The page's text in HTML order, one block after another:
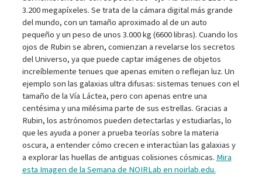
3.200 megapíxeles. Se trata de la cámara digital más grande
del mundo, con un tamaño aproximado al de un auto
pequeño y un peso de unos 3.000 kg (6600 libras). Cuando los
ojos de Rubin se abren, comienzan a revelarse los secretos
del Universo, ya que puede captar imágenes de objetos
increíblemente tenues que apenas emiten o reflejan luz. Un
ejemplo son las galaxias ultra difusas: sistemas tenues con el
tamaño de la Vía Láctea, pero con apenas entre una
centésima y una milésima parte de sus estrellas. Gracias a
Rubin, los astrónomos pueden detectarlas y estudiarlas, lo
que les ayuda a poner a prueba teorías sobre la materia
oscura, a entender cómo crecen e interactúan las galaxias y
a explorar las huellas de antiguas colisiones cósmicas.Mira
esta Imagen de la Semana de NOIRLab en noirlab.edu.